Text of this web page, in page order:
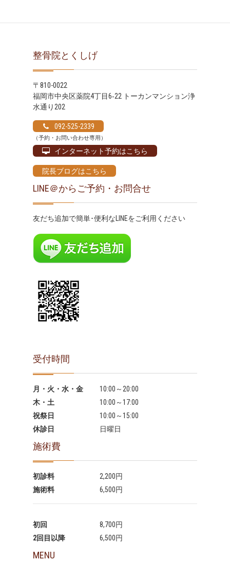
整骨院とくしげ
〒810-0022
福岡市中央区薬院4丁目6‐22 トーカンマンション浄
水通り202
092-525-2339
（予約・お問い合わせ専用）
インターネット予約はこちら
院長ブログはこちら
LINE＠からご予約・お問合せ
友だち追加で簡単･便利なLINEをご利用ください
受付時間
月・火・水・金
10:00～20:00
木・土
10:00～17:00
祝祭日
10:00～15:00
休診日
日曜日
施術費
初診料
2,200円
施術料
6,500円
初回
8,700円
2回目以降
6,500円
MENU